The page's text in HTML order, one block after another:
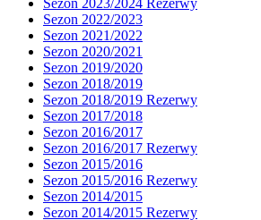
Sezon 2023/2024 Rezerwy
Sezon 2022/2023
Sezon 2021/2022
Sezon 2020/2021
Sezon 2019/2020
Sezon 2018/2019
Sezon 2018/2019 Rezerwy
Sezon 2017/2018
Sezon 2016/2017
Sezon 2016/2017 Rezerwy
Sezon 2015/2016
Sezon 2015/2016 Rezerwy
Sezon 2014/2015
Sezon 2014/2015 Rezerwy